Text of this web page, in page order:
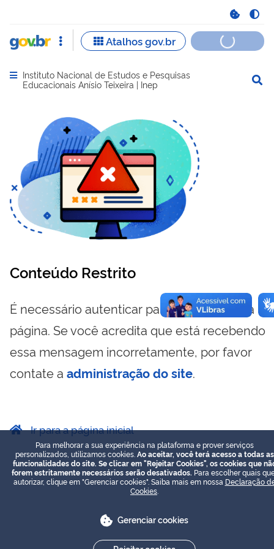
Abrir menu principal de navegação
Instituto Nacional de Estudos e Pesquisas
Educacionais Anísio Teixeira | Inep
Conteúdo Restrito
É necessário autenticar para visualizar essa
página. Se você acredita que está recebendo
essa mensagem incorretamente, por favor
contate a administração do site.
Ir para a página inicial
Para melhorar a sua experiência na plataforma e prover serviços
personalizados, utilizamos cookies. Ao aceitar, você terá acesso a todas as
funcionalidades do site. Se clicar em "Rejeitar Cookies", os cookies que
forem estritamente necessários serão desativados. Para escolher quais
autorizar, clique em "Gerenciar cookies". Saiba mais em nossa Declaração
Cookies
Gerenciar cookies